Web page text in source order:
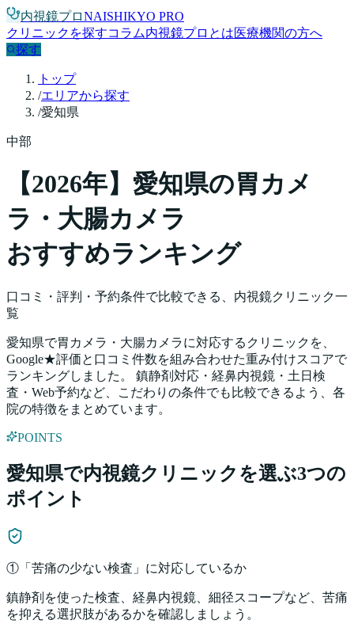
内視鏡プロNAISHIKYO PRO
クリニックを探すコラム内視鏡プロとは医療機関の方へ
探す
トップ
/エリアから探す
/愛知県
中部
【2026年】 愛知県の胃カメ
ラ・大腸カメラ
おすすめランキング
口コミ・評判・予約条件で比較できる、内視鏡クリニック一
覧
愛知県で胃カメラ・大腸カメラに対応するクリニックを、
Google★評価と口コミ件数を組み合わせた重み付けスコアで
ランキングしました。 鎮静剤対応・経鼻内視鏡・土日検
査・Web予約など、こだわりの条件でも比較できるよう、各
院の特徴をまとめています。
POINTS
愛知県で内視鏡クリニックを選ぶ3つの
ポイント
①「苦痛の少ない検査」に対応しているか
鎮静剤を使った検査、経鼻内視鏡、細径スコープなど、苦痛
を抑える選択肢があるかを確認しましょう。